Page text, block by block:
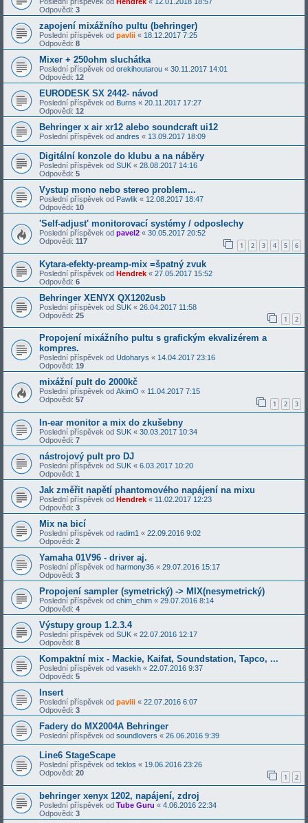
Odpovědi: 3
zapojení mixážního pultu (behringer)
Poslední příspěvek od pavlii « 18.12.2017 7:25
Odpovědi: 8
Mixer + 250ohm sluchátka
Poslední příspěvek od orekihoutarou « 30.11.2017 14:01
Odpovědi: 12
EURODESK SX 2442- návod
Poslední příspěvek od Burns « 20.11.2017 17:27
Odpovědi: 12
Behringer x air xr12 alebo soundcraft ui12
Poslední příspěvek od andres « 13.09.2017 18:09
Digitální konzole do klubu a na náběry
Poslední příspěvek od SUK « 28.08.2017 14:16
Odpovědi: 5
Vystup mono nebo stereo problem...
Poslední příspěvek od Pawlik « 12.08.2017 18:47
Odpovědi: 10
'Self-adjust' monitorovací systémy / odposlechy
Poslední příspěvek od pavel2 « 30.05.2017 20:52
Odpovědi: 117 1 2 3 4 5 6
Kytara-efekty-preamp-mix =špatný zvuk
Poslední příspěvek od Hendrek « 27.05.2017 15:52
Odpovědi: 6
Behringer XENYX QX1202usb
Poslední příspěvek od SUK « 26.04.2017 11:58
Odpovědi: 25 1 2
Propojení mixážního pultu s grafickým ekvalizérem a
kompres.
Poslední příspěvek od Udoharys « 14.04.2017 23:16
Odpovědi: 19
mixážní pult do 2000kč
Poslední příspěvek od AkimO « 11.04.2017 7:15
Odpovědi: 57 1 2 3
In-ear monitor a mix do zkušebny
Poslední příspěvek od SUK « 30.03.2017 10:34
Odpovědi: 7
nástrojový pult pro DJ
Poslední příspěvek od SUK « 6.03.2017 10:20
Odpovědi: 1
Jak změřit napětí phantomového napájení na mixu
Poslední příspěvek od Hendrek « 11.02.2017 12:23
Odpovědi: 3
Mix na bicí
Poslední příspěvek od radim1 « 22.09.2016 9:02
Odpovědi: 2
Yamaha 01V96 - driver aj.
Poslední příspěvek od harmony36 « 29.07.2016 15:17
Odpovědi: 3
Propojení sampler (symetrický) -> MIX(nesymetrický)
Poslední příspěvek od chim_chim « 29.07.2016 8:14
Odpovědi: 4
Výstupy group 1.2.3.4
Poslední příspěvek od SUK « 22.07.2016 12:17
Odpovědi: 8
Kompaktní mix - Mackie, Kaifat, Soundstation, Tapco, ...
Poslední příspěvek od vasekh « 22.07.2016 9:37
Odpovědi: 5
Insert
Poslední příspěvek od pavlii « 22.07.2016 6:07
Odpovědi: 3
Fadery do MX2004A Behringer
Poslední příspěvek od soundlovers « 26.06.2016 9:39
Line6 StageScape
Poslední příspěvek od teklos « 19.06.2016 23:26
Odpovědi: 20 1 2
behringer xenyx 1202, napájení, zdroj
Poslední příspěvek od Tube Guru « 4.06.2016 22:34
Odpovědi: 3